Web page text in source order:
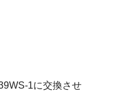
1に交換させ